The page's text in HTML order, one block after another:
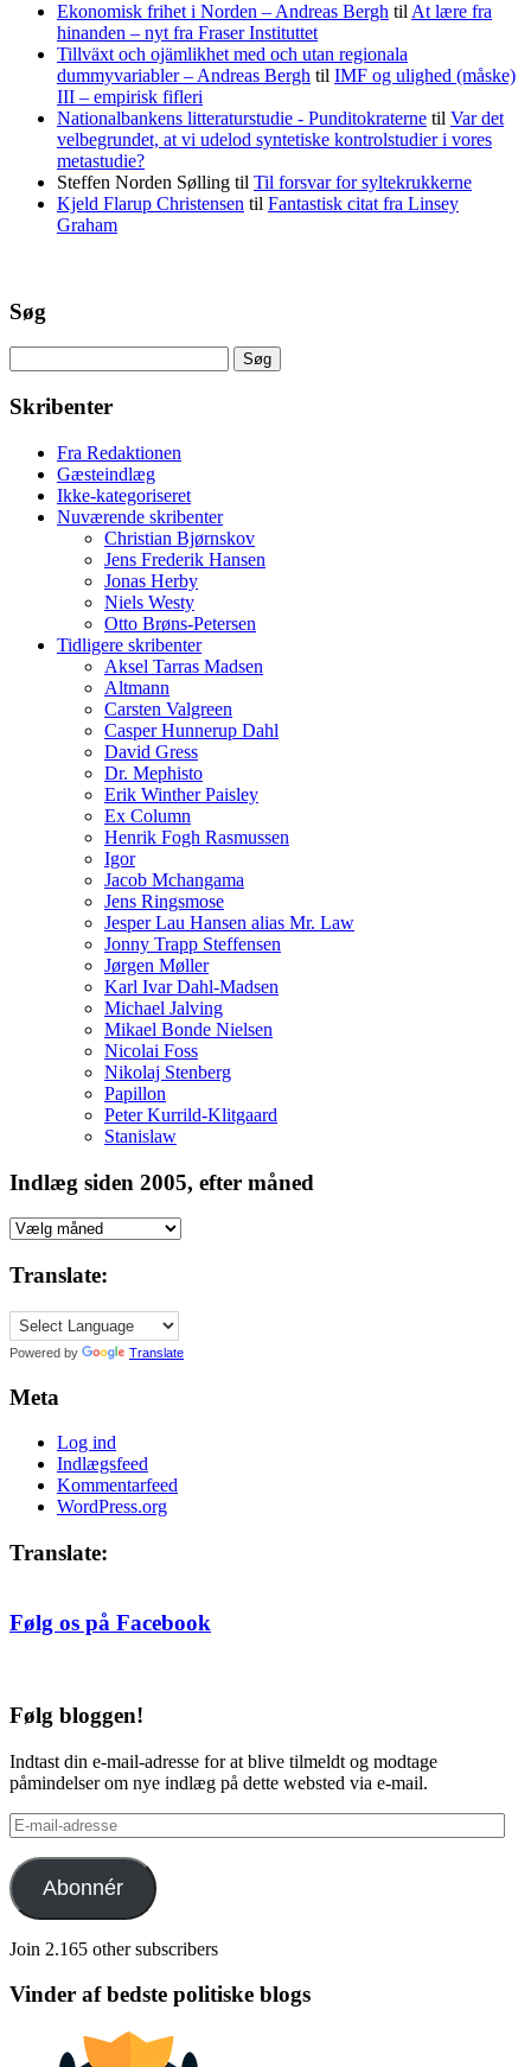
Ekonomisk frihet i Norden – Andreas Bergh til At lære fra
hinanden – nyt fra Fraser Instituttet
Tillväxt och ojämlikhet med och utan regionala
dummyvariabler – Andreas Bergh til IMF og ulighed (måske)
III – empirisk fifleri
Nationalbankens litteraturstudie - Punditokraterne til Var det
velbegrundet, at vi udelod syntetiske kontrolstudier i vores
metastudie?
Steffen Norden Sølling til Til forsvar for syltekrukkerne
Kjeld Flarup Christensen til Fantastisk citat fra Linsey
Graham
Søg
efter:
Skribenter
Fra Redaktionen
Gæsteindlæg
Ikke-kategoriseret
Nuværende skribenter
Christian Bjørnskov
Jens Frederik Hansen
Jonas Herby
Niels Westy
Otto Brøns-Petersen
Tidligere skribenter
Aksel Tarras Madsen
Altmann
Carsten Valgreen
Casper Hunnerup Dahl
David Gress
Dr. Mephisto
Erik Winther Paisley
Ex Column
Henrik Fogh Rasmussen
Igor
Jacob Mchangama
Jens Ringsmose
Jesper Lau Hansen alias Mr. Law
Jonny Trapp Steffensen
Jørgen Møller
Karl Ivar Dahl-Madsen
Michael Jalving
Mikael Bonde Nielsen
Nicolai Foss
Nikolaj Stenberg
Papillon
Peter Kurrild-Klitgaard
Stanislaw
Indlæg siden 2005, efter måned
Indlæg
2005,
måned
Translate:
Powered by Translate
Meta
Log ind
Indlægsfeed
Kommentarfeed
WordPress.org
Translate:
Følg os på Facebook
Følg bloggen!
Indtast din e-mail-adresse for at blive tilmeldt og modtage
påmindelser om nye indlæg på dette websted via e-mail.
E-
mail-
adresse
Abonnér
Join 2.165 other subscribers
Vinder af bedste politiske blogs